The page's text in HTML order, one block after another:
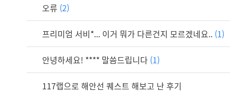
오류 (2)
프리미엄 서비*... 이거 뭐가 다른건지 모르겠네요.. (1)
안녕하세요! **** 말씀드립니다 (1)
117랩으로 해안선 퀘스트 해보고 난 후기